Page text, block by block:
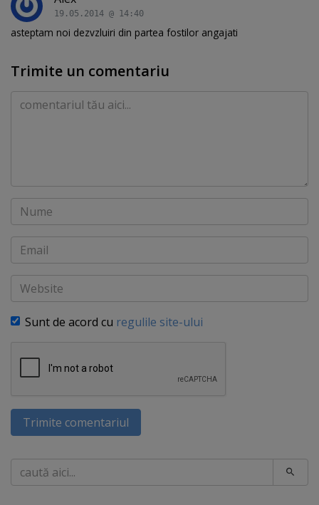
19.05.2014 @ 14:40
asteptam noi dezvzluiri din partea fostilor angajati
Trimite un comentariu
Comentariu
Nume
Email
Website
Sunt de acord cu regulile site-ului
Trimite comentariul
Caută